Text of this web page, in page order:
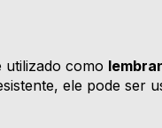
utilizado como
ele pode ser